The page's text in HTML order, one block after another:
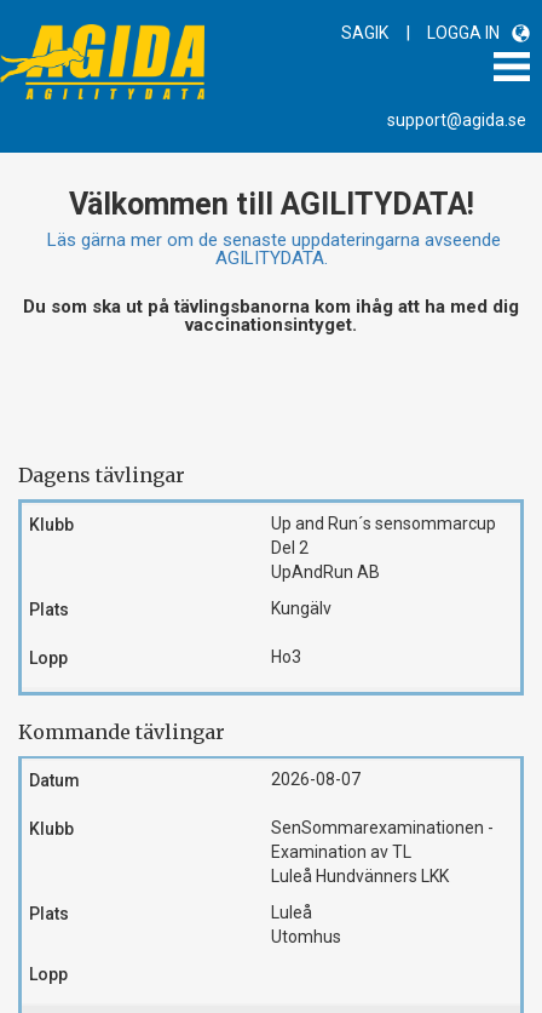
SAGIK | LOGGA IN
support@agida.se
Välkommen till AGILITYDATA!
Läs gärna mer om de senaste uppdateringarna avseende
AGILITYDATA.
Du som ska ut på tävlingsbanorna kom ihåg att ha med dig
vaccinationsintyget.
Dagens tävlingar
Up and Run´s sensommarcup
Del 2
UpAndRun AB
Kungälv
Ho3
Kommande tävlingar
2026-08-07
SenSommarexaminationen -
Examination av TL
Luleå Hundvänners LKK
Luleå
Utomhus